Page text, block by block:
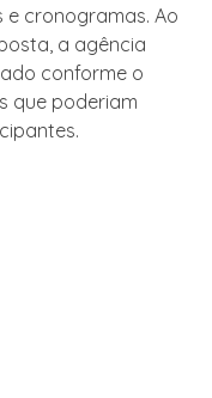
e cronogramas. Ao
a agência
conforme o
que poderiam